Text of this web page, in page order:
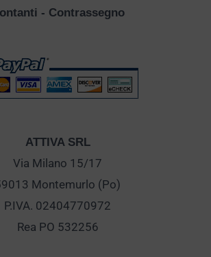
- Contrassegno
ATTIVA SRL
Via Milano 15/17
Montemurlo (Po)
P.IVA. 02404770972
Rea PO 532256